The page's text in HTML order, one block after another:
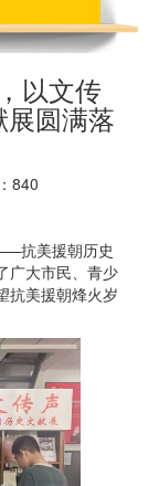
以文传
圆满落
840
抗美援朝历史
广大市民、青少
抗美援朝烽火岁